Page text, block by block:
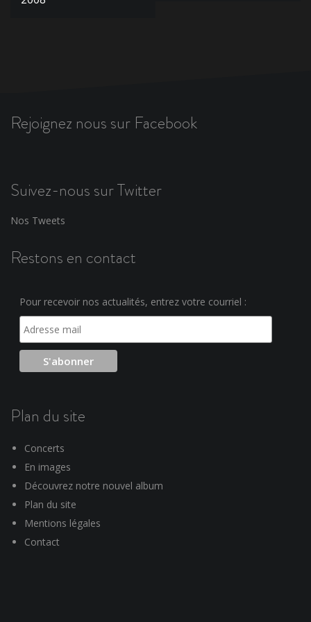
Rejoignez nous sur Facebook
Suivez-nous sur Twitter
Nos Tweets
Restons en contact
Pour recevoir nos actualités, entrez votre courriel :
Plan du site
Concerts
En images
Découvrez notre nouvel album
Plan du site
Mentions légales
Contact